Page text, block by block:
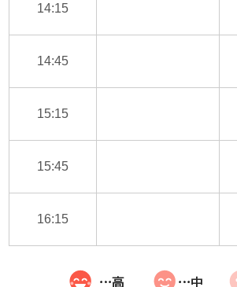
14:15
14:45
15:15
15:45
16:15